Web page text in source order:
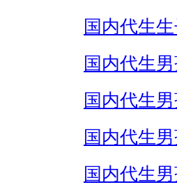
国内代生
国内代生
国内代生
国内代生
国内代生